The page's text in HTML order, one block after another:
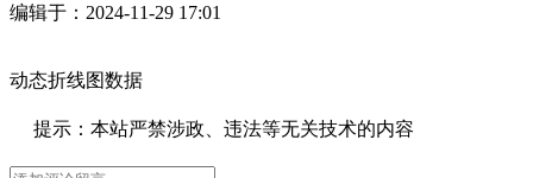
编辑于：2024-11-29 17:01
动态折线图数据
提示：本站严禁涉政、违法等无关技术的内容